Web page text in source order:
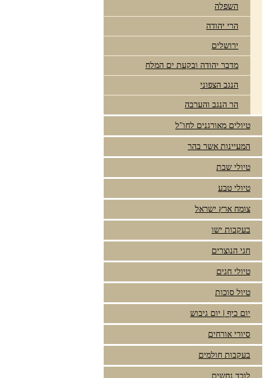
השפלה
הרי יהודה
ירושלים
מדבר יהודה ובקעת ים המלח
הנגב הצפוני
הר הנגב והערבה
טיולים מאורגנים לחו"ל
המעיינות אשר בהר
טיולי שבת
טיולי טבע
צומח ארץ ישראל
בעקבות ישו
חגי הנוצרים
טיולי חגים
טיול סוכות
יום כיף | יום גיבוש
סיורי אורחים
בעקבות חולמים
לוכד נחשים